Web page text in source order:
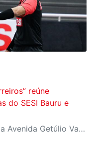
reúne
do SESI Bauru e
Evento aberto ao público será na Avenida Getúlio Vargas, no domingo, 16, às 9h, com revelação do novo uniforme da equipe